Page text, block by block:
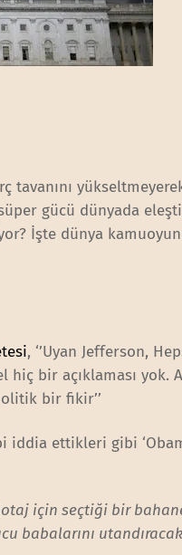
gücü dünyada
İşte dünya
, ‘’Uyan Jefferson,
hiç bir açıklaması yok.
bir fikir’’
iddia ettikleri gibi
için seçtiği bir
babalarını